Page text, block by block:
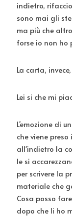
indietro,
sono mai gli
ma più che
forse io non ho
La carta,
Lei si che mi
L'emozione di
che viene
all'indietro la
le si
per scrivere la
materiale che
Cosa posso
dopo che li ho